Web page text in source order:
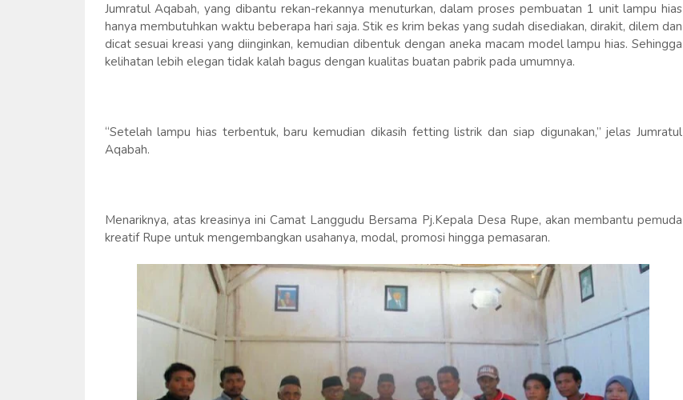
Jumratul Aqabah, yang dibantu rekan-rekannya menuturkan, dalam proses pembuatan 1 unit lampu hias
hanya membutuhkan waktu beberapa hari saja. Stik es krim bekas yang sudah disediakan, dirakit, dilem dan
dicat sesuai kreasi yang diinginkan, kemudian dibentuk dengan aneka macam model lampu hias. Sehingga
kelihatan lebih elegan tidak kalah bagus dengan kualitas buatan pabrik pada umumnya.
“Setelah lampu hias terbentuk, baru kemudian dikasih fetting listrik dan siap digunakan,” jelas Jumratul
Aqabah.
Menariknya, atas kreasinya ini Camat Langgudu Bersama Pj.Kepala Desa Rupe, akan membantu pemuda
kreatif Rupe untuk mengembangkan usahanya, modal, promosi hingga pemasaran.